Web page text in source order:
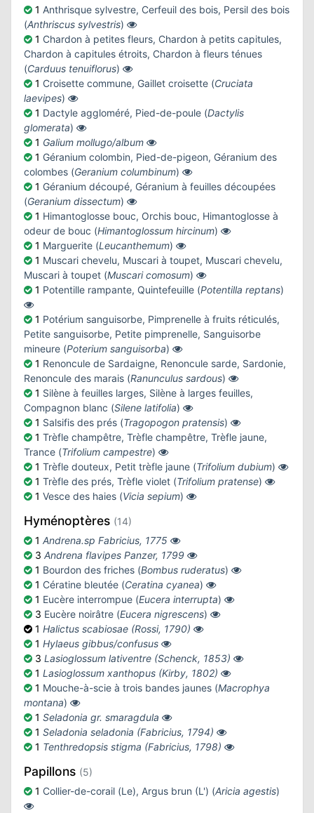
1 Anthrisque sylvestre, Cerfeuil des bois, Persil des bois
(Anthriscus sylvestris)
1 Chardon à petites fleurs, Chardon à petits capitules,
Chardon à capitules étroits, Chardon à fleurs ténues
(Carduus tenuiflorus)
1 Croisette commune, Gaillet croisette (Cruciata
laevipes)
1 Dactyle aggloméré, Pied-de-poule (Dactylis
glomerata)
1 Galium mollugo/album
1 Géranium colombin, Pied-de-pigeon, Géranium des
colombes (Geranium columbinum)
1 Géranium découpé, Géranium à feuilles découpées
(Geranium dissectum)
1 Himantoglosse bouc, Orchis bouc, Himantoglosse à
odeur de bouc (Himantoglossum hircinum)
1 Marguerite (Leucanthemum)
1 Muscari chevelu, Muscari à toupet, Muscari chevelu,
Muscari à toupet (Muscari comosum)
1 Potentille rampante, Quintefeuille (Potentilla reptans)
1 Potérium sanguisorbe, Pimprenelle à fruits réticulés,
Petite sanguisorbe, Petite pimprenelle, Sanguisorbe
mineure (Poterium sanguisorba)
1 Renoncule de Sardaigne, Renoncule sarde, Sardonie,
Renoncule des marais (Ranunculus sardous)
1 Silène à feuilles larges, Silène à larges feuilles,
Compagnon blanc (Silene latifolia)
1 Salsifis des prés (Tragopogon pratensis)
1 Trèfle champêtre, Trèfle champêtre, Trèfle jaune,
Trance (Trifolium campestre)
1 Trèfle douteux, Petit trèfle jaune (Trifolium dubium)
1 Trèfle des prés, Trèfle violet (Trifolium pratense)
1 Vesce des haies (Vicia sepium)
Hyménoptères (14)
1 Andrena.sp Fabricius, 1775
3 Andrena flavipes Panzer, 1799
1 Bourdon des friches (Bombus ruderatus)
1 Cératine bleutée (Ceratina cyanea)
1 Eucère interrompue (Eucera interrupta)
3 Eucère noirâtre (Eucera nigrescens)
1 Halictus scabiosae (Rossi, 1790)
1 Hylaeus gibbus/confusus
3 Lasioglossum lativentre (Schenck, 1853)
1 Lasioglossum xanthopus (Kirby, 1802)
1 Mouche-à-scie à trois bandes jaunes (Macrophya
montana)
1 Seladonia gr. smaragdula
1 Seladonia seladonia (Fabricius, 1794)
1 Tenthredopsis stigma (Fabricius, 1798)
Papillons (5)
1 Collier-de-corail (Le), Argus brun (L') (Aricia agestis)